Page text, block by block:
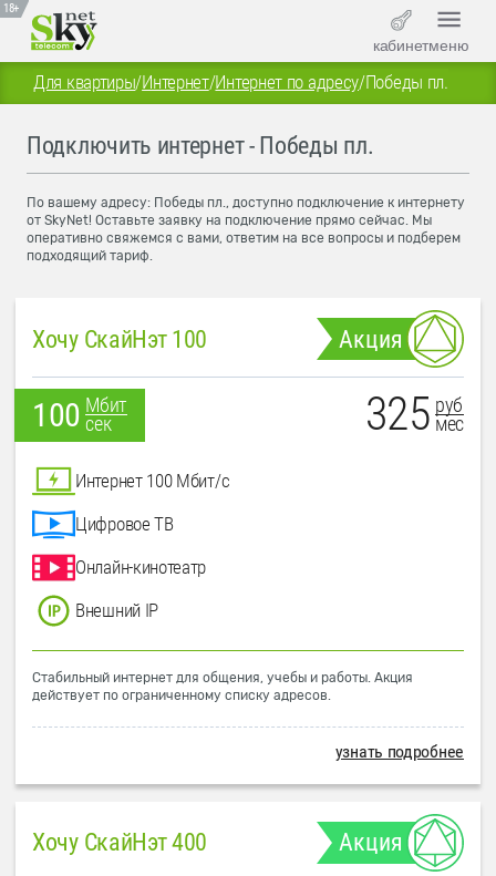
18+
кабинетменю
Для квартиры/Интернет/Интернет по адресу/Победы пл.
Подключить интернет - Победы пл.
По вашему адресу: Победы пл., доступно подключение к интернету
от SkyNet! Оставьте заявку на подключение прямо сейчас. Мы
оперативно свяжемся с вами, ответим на все вопросы и подберем
подходящий тариф.
Хочу СкайНэт 100 Акция
100 Мбит
сек
325 руб
мес
Интернет 100 Мбит/с
Цифровое ТВ
Онлайн-кинотеатр
Внешний IP
Стабильный интернет для общения, учебы и работы. Акция
действует по ограниченному списку адресов.
узнать подробнее
Хочу СкайНэт 400 Акция